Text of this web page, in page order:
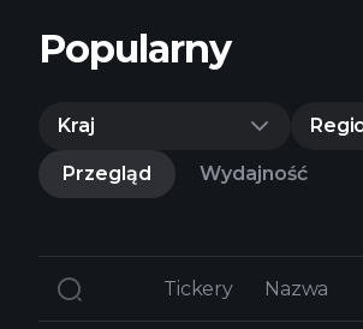
Popularny
Kraj
Przegląd Wydajność
Tickery Nazwa
Tickery Nazwa